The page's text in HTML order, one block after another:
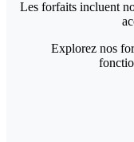
Les forfaits incluent
Explorez nos